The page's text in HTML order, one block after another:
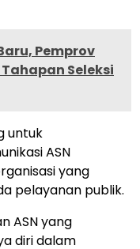
Pemprov
Seleksi
untuk
ASN
yang
pelayanan publik.
ASN yang
diri dalam